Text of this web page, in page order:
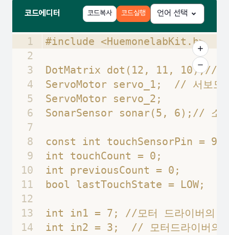
코드에디터 코드복사 코드실행 언어 선택
1
2
3
4
5
6
7
8
9
10
11
12
13
14
#include <HuemonelabKit.h>
DotMatrix dot(12, 11, 10);//도
ServoMotor servo_1;  // 서보모
ServoMotor servo_2;
SonarSensor sonar(5, 6);// 소
const int touchSensorPin = 9;
int touchCount = 0;
int previousCount = 0;
bool lastTouchState = LOW;
int in1 = 7; //모터 드라이버의
int in2 = 3;  // 모터드라이버의